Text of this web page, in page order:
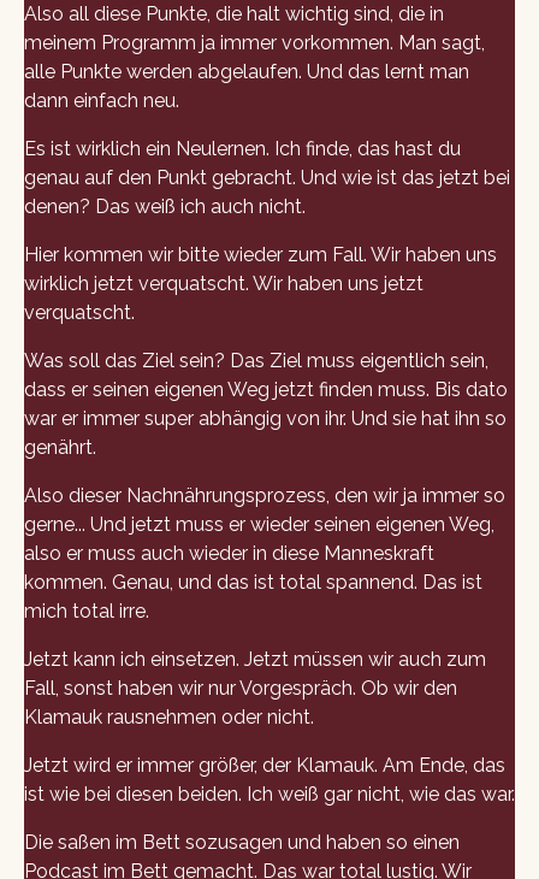
Also all diese Punkte, die halt wichtig sind, die in
meinem Programm ja immer vorkommen. Man sagt,
alle Punkte werden abgelaufen. Und das lernt man
dann einfach neu.
Es ist wirklich ein Neulernen. Ich finde, das hast du
genau auf den Punkt gebracht. Und wie ist das jetzt bei
denen? Das weiß ich auch nicht.
Hier kommen wir bitte wieder zum Fall. Wir haben uns
wirklich jetzt verquatscht. Wir haben uns jetzt
verquatscht.
Was soll das Ziel sein? Das Ziel muss eigentlich sein,
dass er seinen eigenen Weg jetzt finden muss. Bis dato
war er immer super abhängig von ihr. Und sie hat ihn so
genährt.
Also dieser Nachnährungsprozess, den wir ja immer so
gerne... Und jetzt muss er wieder seinen eigenen Weg,
also er muss auch wieder in diese Manneskraft
kommen. Genau, und das ist total spannend. Das ist
mich total irre.
Jetzt kann ich einsetzen. Jetzt müssen wir auch zum
Fall, sonst haben wir nur Vorgespräch. Ob wir den
Klamauk rausnehmen oder nicht.
Jetzt wird er immer größer, der Klamauk. Am Ende, das
ist wie bei diesen beiden. Ich weiß gar nicht, wie das war.
Die saßen im Bett sozusagen und haben so einen
Podcast im Bett gemacht. Das war total lustig. Wir